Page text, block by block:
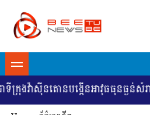
វ៉ាស៊ីនតោនបង្កើនអាវុធធុនធ្ងន់សំរាប់